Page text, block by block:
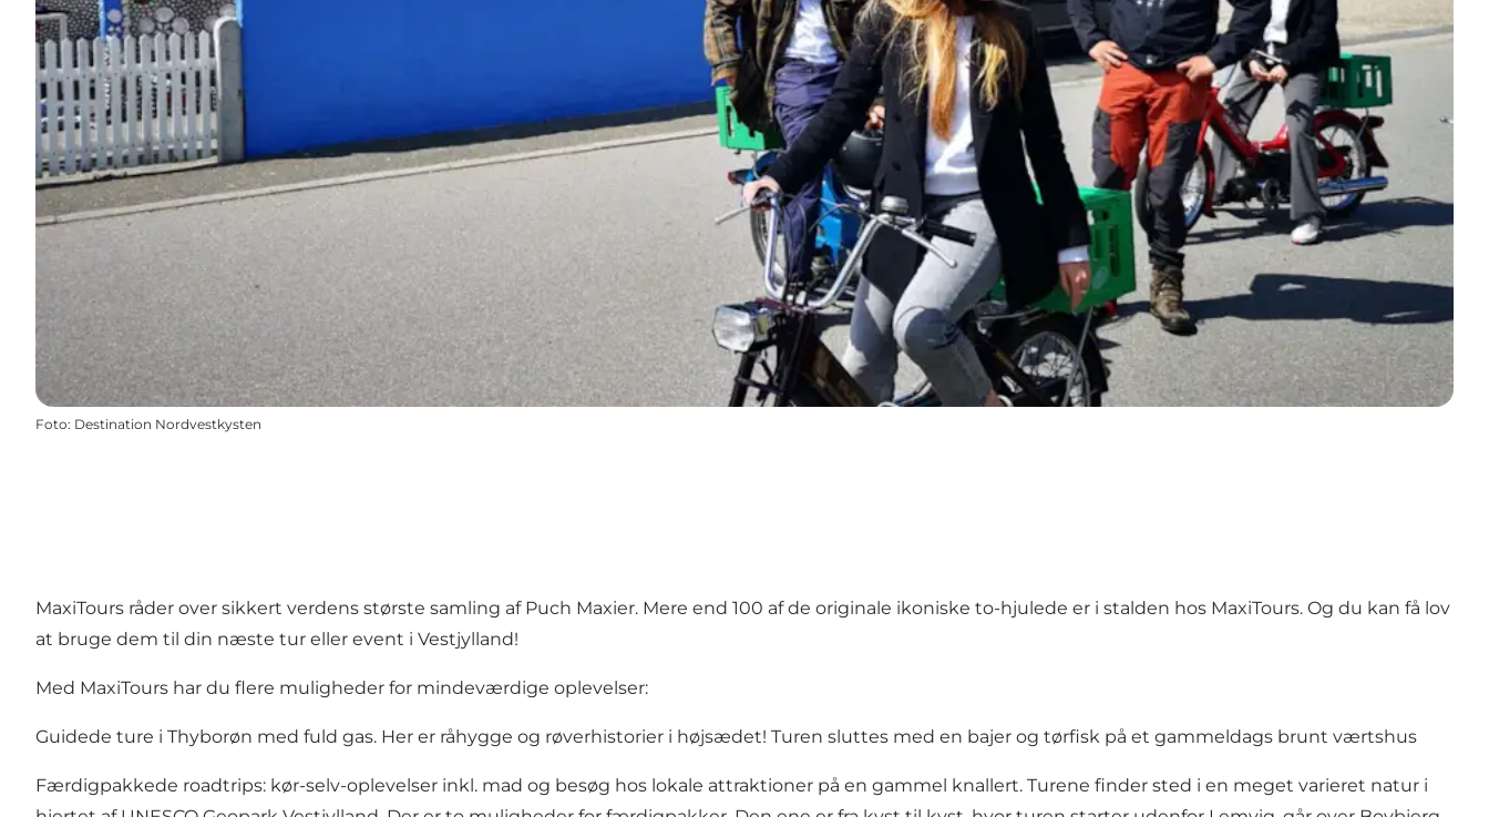
Foto: Destination Nordvestkysten
MaxiTours råder over sikkert verdens største samling af Puch Maxier. Mere end 100 af de originale ikoniske to-hjulede er i stalden hos MaxiTours. Og du kan få lov
at bruge dem til din næste tur eller event i Vestjylland!
Med MaxiTours har du flere muligheder for mindeværdige oplevelser:
Guidede ture i Thyborøn med fuld gas. Her er råhygge og røverhistorier i højsædet! Turen sluttes med en bajer og tørfisk på et gammeldags brunt værtshus
Færdigpakkede roadtrips: kør-selv-oplevelser inkl. mad og besøg hos lokale attraktioner på en gammel knallert. Turene finder sted i en meget varieret natur i